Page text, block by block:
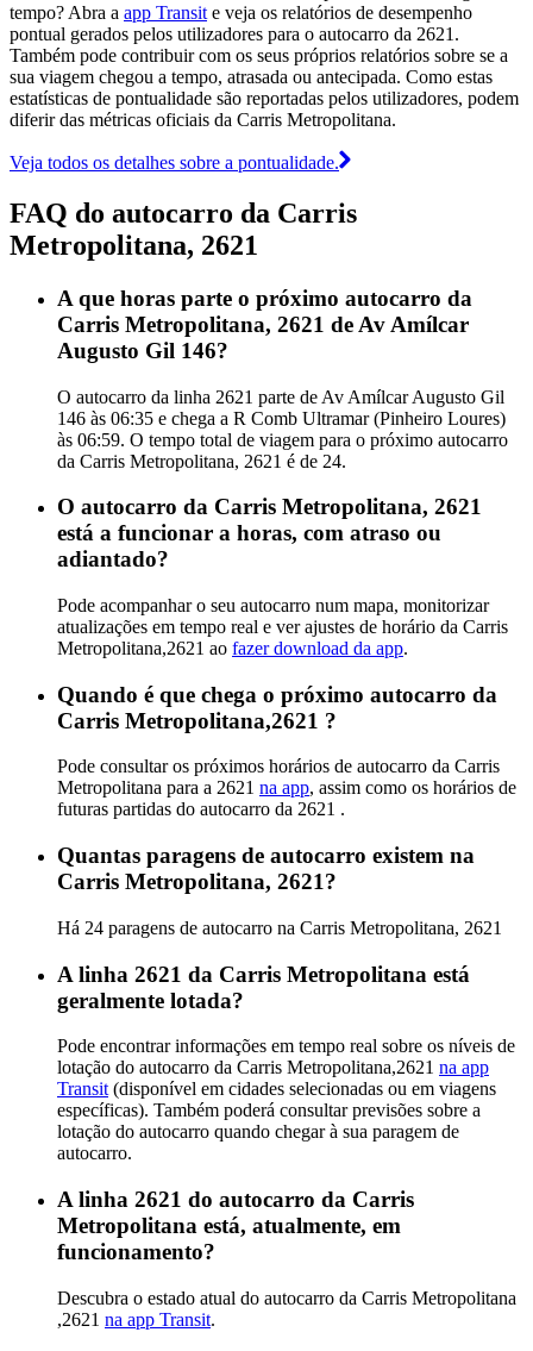
tempo? Abra a app Transit e veja os relatórios de desempenho
pontual gerados pelos utilizadores para o autocarro da 2621.
Também pode contribuir com os seus próprios relatórios sobre se a
sua viagem chegou a tempo, atrasada ou antecipada. Como estas
estatísticas de pontualidade são reportadas pelos utilizadores, podem
diferir das métricas oficiais da Carris Metropolitana.
Veja todos os detalhes sobre a pontualidade.
FAQ do autocarro da Carris
Metropolitana, 2621
A que horas parte o próximo autocarro da
Carris Metropolitana, 2621 de Av Amílcar
Augusto Gil 146?
O autocarro da linha 2621 parte de Av Amílcar Augusto Gil
146 às 06:35 e chega a R Comb Ultramar (Pinheiro Loures)
às 06:59. O tempo total de viagem para o próximo autocarro
da Carris Metropolitana, 2621 é de 24.
O autocarro da Carris Metropolitana, 2621
está a funcionar a horas, com atraso ou
adiantado?
Pode acompanhar o seu autocarro num mapa, monitorizar
atualizações em tempo real e ver ajustes de horário da Carris
Metropolitana,2621 ao fazer download da app.
Quando é que chega o próximo autocarro da
Carris Metropolitana,2621 ?
Pode consultar os próximos horários de autocarro da Carris
Metropolitana para a 2621 na app, assim como os horários de
futuras partidas do autocarro da 2621 .
Quantas paragens de autocarro existem na
Carris Metropolitana, 2621?
Há 24 paragens de autocarro na Carris Metropolitana, 2621
A linha 2621 da Carris Metropolitana está
geralmente lotada?
Pode encontrar informações em tempo real sobre os níveis de
lotação do autocarro da Carris Metropolitana,2621 na app
Transit (disponível em cidades selecionadas ou em viagens
específicas). Também poderá consultar previsões sobre a
lotação do autocarro quando chegar à sua paragem de
autocarro.
A linha 2621 do autocarro da Carris
Metropolitana está, atualmente, em
funcionamento?
Descubra o estado atual do autocarro da Carris Metropolitana
,2621 na app Transit.